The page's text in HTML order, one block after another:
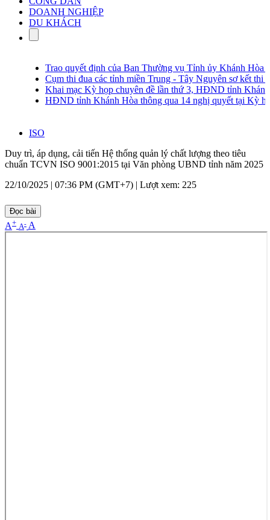
DOANH NGHIỆP
DU KHÁCH
Trao quyết định của Ban Thường vụ Tỉnh ủy Khánh Hòa
Cụm thi đua các tỉnh miền Trung - Tây Nguyên sơ kết thi
Khai mạc Kỳ họp chuyên đề lần thứ 3, HĐND tỉnh
HĐND tỉnh Khánh Hòa thông qua 14 nghị quyết tại Kỳ
ISO
Duy trì, áp dụng, cải tiến Hệ thống quản lý chất lượng theo tiêu
chuẩn TCVN ISO 9001:2015 tại Văn phòng UBND tỉnh năm 2025
22/10/2025 | 07:36 PM (GMT+7) | Lượt xem: 225
Đọc bài
A+ A- A